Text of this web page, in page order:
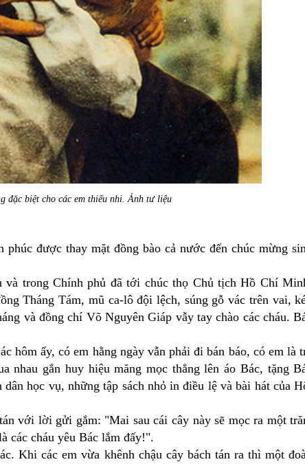
đặc biệt cho các em thiếu nhi. Ảnh tư liệu
được thay mặt đồng bào cả nước đến chúc mừng
trong Chính phủ đã tới chúc thọ Chủ tịch Hồ Chí
Tháng Tám, mũ ca-lô đội lệch, súng gỗ vác trên vai,
và đồng chí Võ Nguyên Giáp vẫy tay chào các cháu.
hôm ấy, có em hằng ngày vẫn phải đi bán báo, có em là
gắn huy hiệu măng mọc thẳng lên áo Bác, tặng
học vụ, những tập sách nhỏ in điều lệ và bài hát của
với lời gửi gắm: "Mai sau cái cây này sẽ mọc ra một
các cháu yêu Bác lắm đấy!".
Khi các em vừa khênh chậu cây bách tán ra thì một